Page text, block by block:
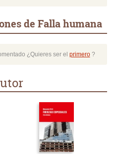
de Falla humana
¿Quieres ser el primero?